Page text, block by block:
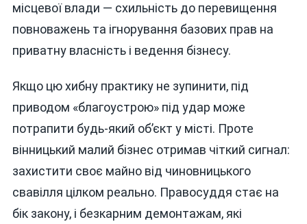
місцевої влади — схильність до перевищення
повноважень та ігнорування базових прав на
приватну власність і ведення бізнесу.
Якщо цю хибну практику не зупинити, під
приводом «благоустрою» під удар може
потрапити будь-який об’єкт у місті. Проте
вінницький малий бізнес отримав чіткий сигнал:
захистити своє майно від чиновницького
свавілля цілком реально. Правосуддя стає на
бік закону, і безкарним демонтажам, які